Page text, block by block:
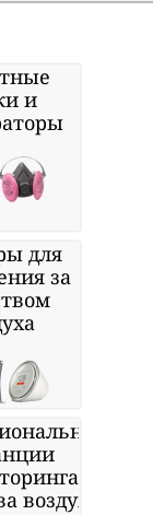
и
для
за
воздуха